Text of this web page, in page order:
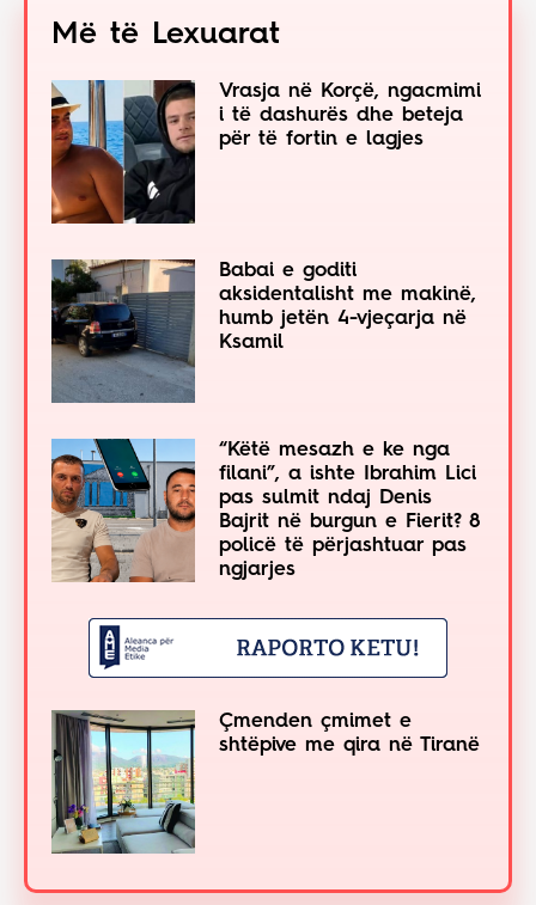
Më të Lexuarat
Vrasja në Korçë, ngacmimi
i të dashurës dhe beteja
për të fortin e lagjes
Babai e goditi
aksidentalisht me makinë,
humb jetën 4-vjeçarja në
Ksamil
“Këtë mesazh e ke nga
filani”, a ishte Ibrahim Lici
pas sulmit ndaj Denis
Bajrit në burgun e Fierit? 8
policë të përjashtuar pas
ngjarjes
Çmenden çmimet e
shtëpive me qira në Tiranë